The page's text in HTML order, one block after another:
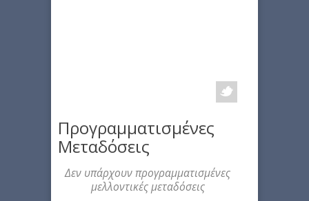
Προγραμματισμένες
Μεταδόσεις
Δεν υπάρχουν προγραμματισμένες
μελλοντικές μεταδόσεις